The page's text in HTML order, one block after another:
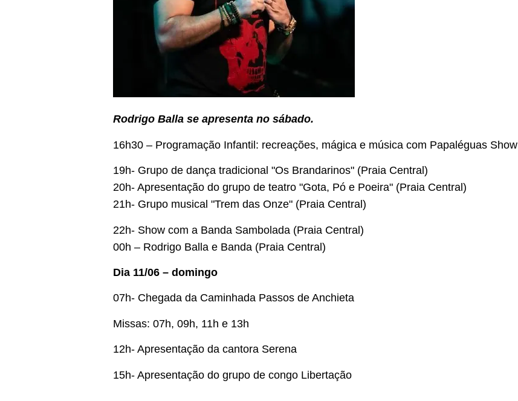
Rodrigo Balla se apresenta no sábado.
16h30 – Programação Infantil: recreações, mágica e música com Papaléguas Show
19h- Grupo de dança tradicional "Os Brandarinos" (Praia Central)
20h- Apresentação do grupo de teatro "Gota, Pó e Poeira" (Praia Central)
21h- Grupo musical "Trem das Onze" (Praia Central)
22h- Show com a Banda Sambolada (Praia Central)
00h – Rodrigo Balla e Banda (Praia Central)
Dia 11/06 – domingo
07h- Chegada da Caminhada Passos de Anchieta
Missas: 07h, 09h, 11h e 13h
12h- Apresentação da cantora Serena
15h- Apresentação do grupo de congo Libertação